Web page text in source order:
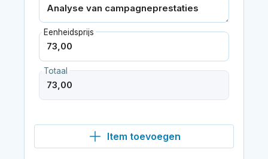
Eenheidsprijs
Totaal
Item toevoegen